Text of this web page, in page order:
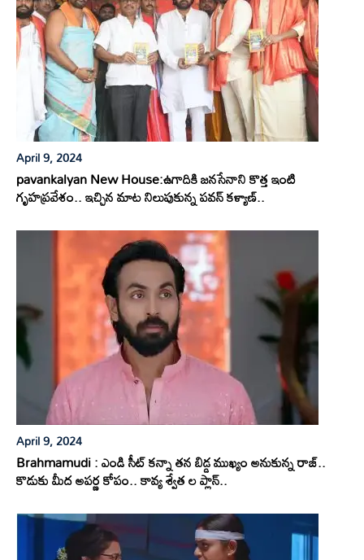
April 9, 2024
pavankalyan New House:ఉగాదికి జనసేనాని కొత్త ఇంటి
గృహప్రవేశం.. ఇచ్చిన మాట నిలుపుకున్న పవన్ కళ్యాణ్..
April 9, 2024
Brahmamudi : ఎండి సీట్ కన్నా తన బిడ్డ ముఖ్యం అనుకున్న రాజ్..
కొడుకు మీద అపర్ణ కోపం.. కావ్య శ్వేత ల ప్లాన్..